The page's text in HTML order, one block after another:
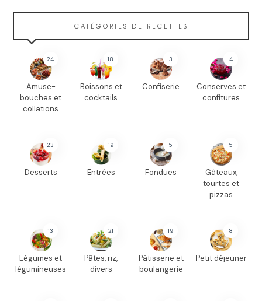
CATÉGORIES DE RECETTES
24
Amuse-
bouches et
collations
18
Boissons et
cocktails
3
Confiserie
4
Conserves et
confitures
23
Desserts
19
Entrées
5
Fondues
5
Gâteaux,
tourtes et
pizzas
13
Légumes et
légumineuses
21
Pâtes, riz,
divers
19
Pâtisserie et
boulangerie
8
Petit déjeuner